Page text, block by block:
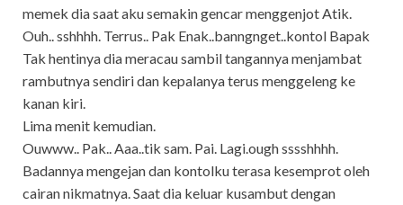
memek dia saat aku semakin gencar menggenjot Atik.
Ouh.. sshhhh. Terrus.. Pak Enak..banngnget..kontol Bapak
Tak hentinya dia meracau sambil tangannya menjambat
rambutnya sendiri dan kepalanya terus menggeleng ke
kanan kiri.
Lima menit kemudian.
Ouwww.. Pak.. Aaa..tik sam. Pai. Lagi.ough sssshhhh.
Badannya mengejan dan kontolku terasa kesemprot oleh
cairan nikmatnya. Saat dia keluar kusambut dengan